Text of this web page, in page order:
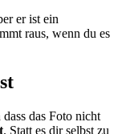
er ist ein
raus, wenn du es
das Foto nicht
. Statt es dir selbst zu